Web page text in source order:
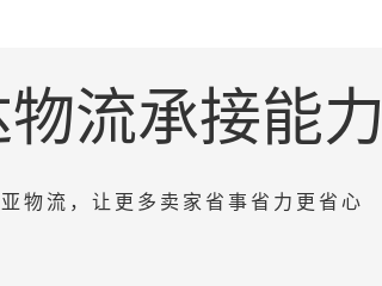
流承接能力
物流，让更多卖家省事省力更省心